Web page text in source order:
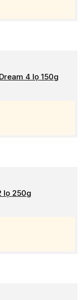
4 lọ 150g
lọ 250g